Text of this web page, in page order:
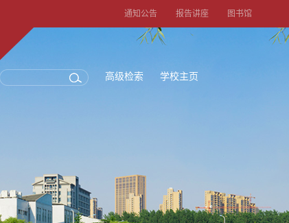
通知公告 报告讲座 图书馆
高级检索 学校主页